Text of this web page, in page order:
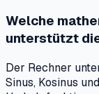
Welche
unterstützt
Der Rechner
Sinus, Kosinus